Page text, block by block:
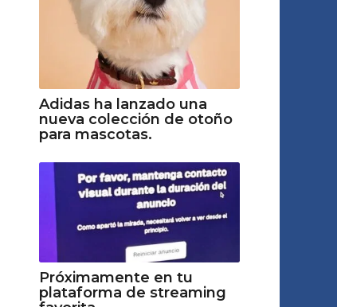
Adidas ha lanzado una
nueva colección de otoño
para mascotas.
Próximamente en tu
plataforma de streaming